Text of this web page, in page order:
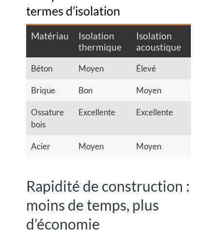
termes d’isolation
Matériau
Isolation
thermique
Isolation
acoustique
Béton Moyen Élevé
Brique Bon Moyen
Ossature
bois
Excellente Excellente
Acier Moyen Moyen
Rapidité de construction :
moins de temps, plus
d’économie